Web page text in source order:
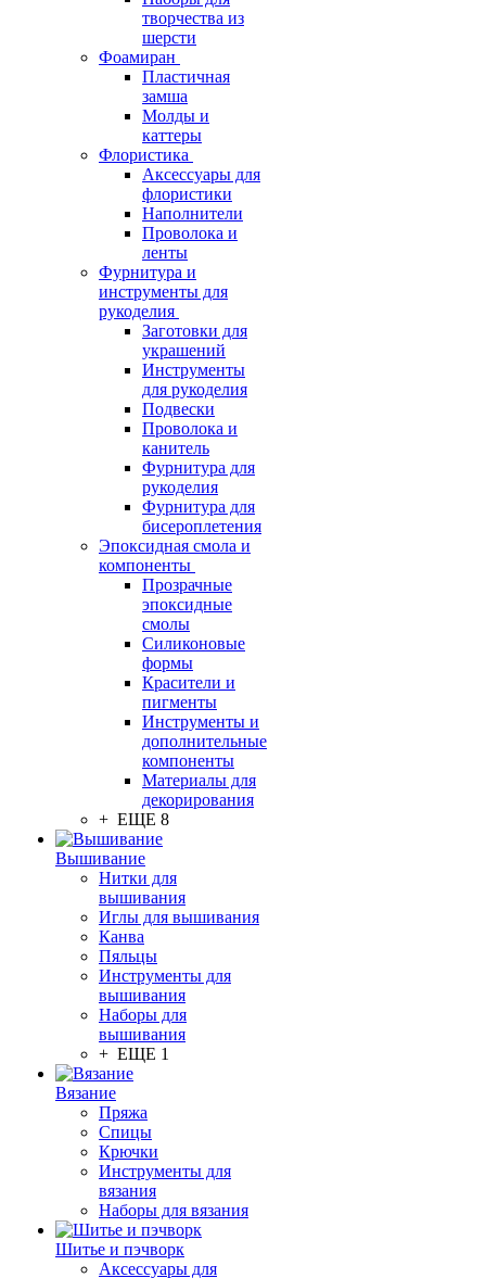
творчества из
шерсти
Фоамиран
Пластичная
замша
Молды и
каттеры
Флористика
Аксессуары для
флористики
Наполнители
Проволока и
ленты
Фурнитура и
инструменты для
рукоделия
Заготовки для
украшений
Инструменты
для рукоделия
Подвески
Проволока и
канитель
Фурнитура для
рукоделия
Фурнитура для
бисероплетения
Эпоксидная смола и
компоненты
Прозрачные
эпоксидные
смолы
Силиконовые
формы
Красители и
пигменты
Инструменты и
дополнительные
компоненты
Материалы для
декорирования
+ ЕЩЕ 8
Вышивание
Нитки для
вышивания
Иглы для вышивания
Канва
Пяльцы
Инструменты для
вышивания
Наборы для
вышивания
+ ЕЩЕ 1
Вязание
Пряжа
Спицы
Крючки
Инструменты для
вязания
Наборы для вязания
Шитье и пэчворк
Аксессуары для